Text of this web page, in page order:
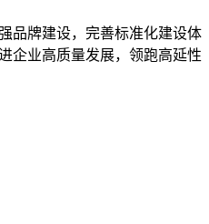
牌建设，完善标准化建设体
企业高质量发展，领跑高延性